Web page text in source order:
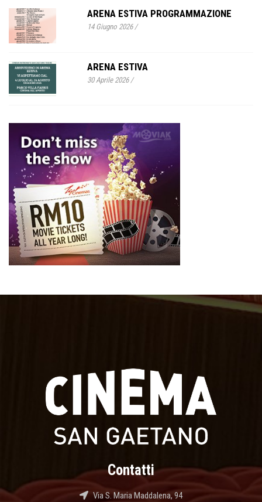
ARENA ESTIVA PROGRAMMAZIONE
14 Giugno 2026/
ARENA ESTIVA
30 Aprile 2026/
Contatti
Via S. Maria Maddalena, 94